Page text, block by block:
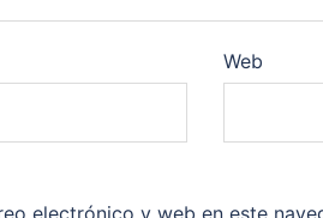
Web
electrónico y web en este